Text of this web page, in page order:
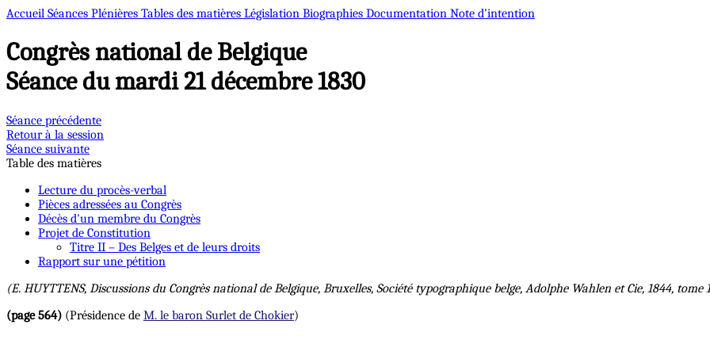
Accueil Séances Plénières Tables des matières Législation Biographies Documentation Note d’intention
Congrès national de Belgique
Séance du mardi 21 décembre 1830
Séance précédente
Retour à la session
Séance suivante
Table des matières
Lecture du procès-verbal
Pièces adressées au Congrès
Décès d'un membre du Congrès
Projet de Constitution
Titre II – Des Belges et de leurs droits
Rapport sur une pétition
(E. HUYTTENS, Discussions du Congrès national de Belgique, Bruxelles, Société typographique belge, Adolphe Wahlen et Cie, 1844, tome
(page 564) (Présidence de M. le baron Surlet de Chokier)